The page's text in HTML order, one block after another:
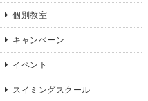
個別教室
キャンペーン
イベント
スイミングスクール